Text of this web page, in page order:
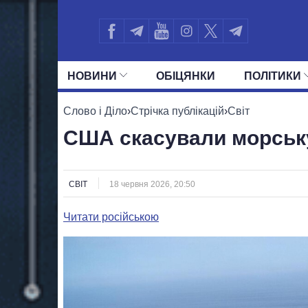
НОВИНИ ОБIЦЯНКИ ПОЛIТИКИ
УСІ ПОЛІТИКИ ПРЕЗИДЕНТ І ОФІС
Слово і Діло›Стрічка публікацій›Світ
США скасували
СВІТ 18 червня 2026, 20:50
Читати російською